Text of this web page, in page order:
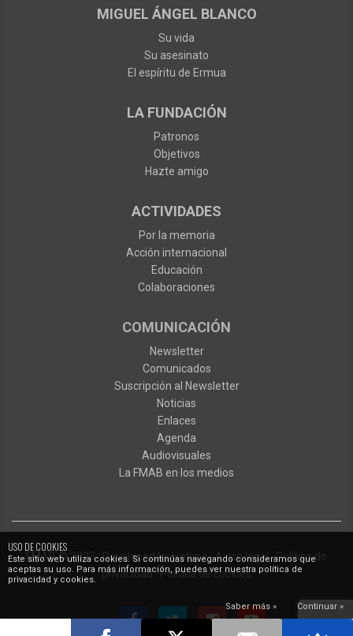
USO DE COOKIES
Este sitio web utiliza cookies. Si continúas navegando consideramos que
aceptas su uso. Para más información, puedes ver nuestra política de
privacidad y cookies.
Saber más » Continuar »
MIGUEL ÁNGEL BLANCO
Su vida
Su asesinato
El espíritu de Ermua
LA FUNDACIÓN
Patronos
Objetivos
Hazte amigo
ACTIVIDADES
Por la memoria
Acción internacional
Educación
Colaboraciones
COMUNICACIÓN
Newsletter
Comunicados
Suscripción al Newsletter
Noticias
Enlaces
Agenda
Audiovisuales
La FMAB en los medios
FMAB© 2023·Developed byIxotype·Aviso legal·Política de
privacidad·Política de cookies